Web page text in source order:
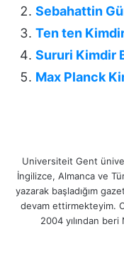
Sebahattin
Ten ten
Sururi Kimdir
Max Planck
Universiteit Gent
İngilizce, Almanca ve
yazarak başladığım
devam ettirmekteyim.
2004 yılından